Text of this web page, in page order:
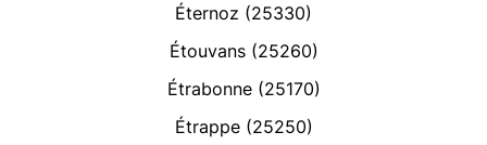
Éternoz (25330)
Étouvans (25260)
Étrabonne (25170)
Étrappe (25250)